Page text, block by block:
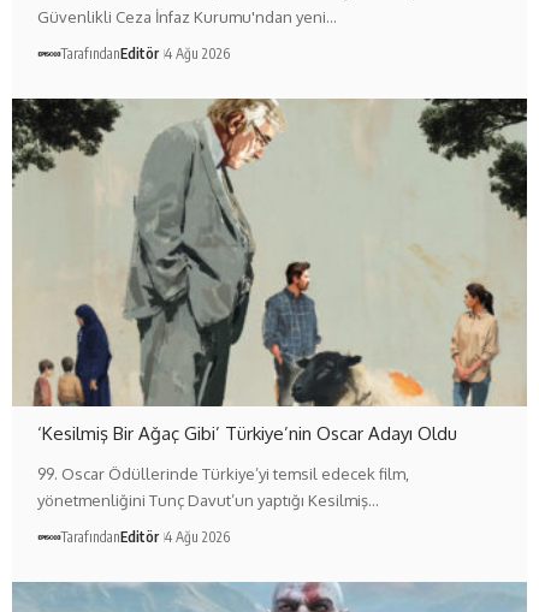
Güvenlikli Ceza İnfaz Kurumu'ndan yeni…
TarafındanEditör 4 Ağu 2026
‘Kesilmiş Bir Ağaç Gibi’ Türkiye’nin Oscar Adayı Oldu
99. Oscar Ödüllerinde Türkiye’yi temsil edecek film,
yönetmenliğini Tunç Davut’un yaptığı Kesilmiş…
TarafındanEditör 4 Ağu 2026